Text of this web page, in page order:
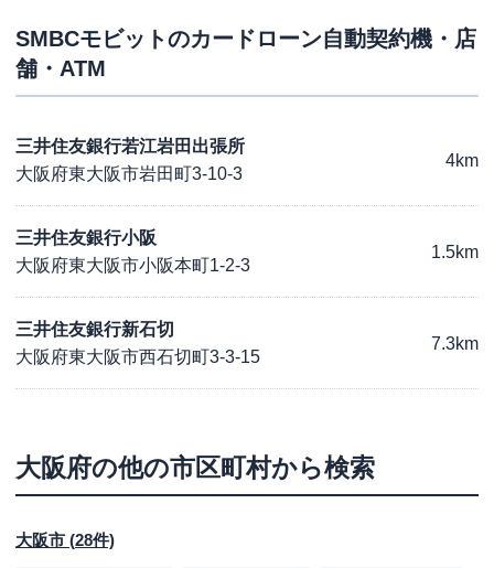
SMBCモビットのカードローン自動契約機・店
舗・ATM
三井住友銀行若江岩田出張所
大阪府東大阪市岩田町3-10-3
4km
三井住友銀行小阪
大阪府東大阪市小阪本町1-2-3
1.5km
三井住友銀行新石切
大阪府東大阪市西石切町3-3-15
7.3km
大阪府の他の市区町村から検索
大阪市 (28件)